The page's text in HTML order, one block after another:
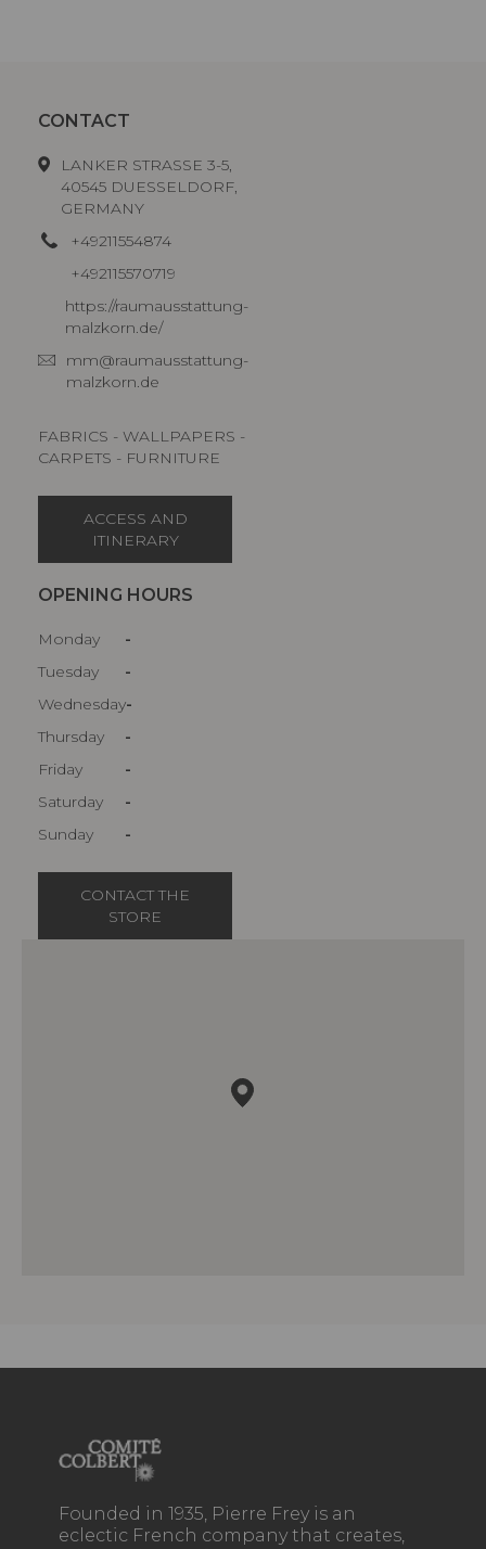
CONTACT
LANKER STRASSE 3-5,
40545 DUESSELDORF,
GERMANY
+49211554874
+492115570719
https://raumausstattung-
malzkorn.de/
mm@raumausstattung-
malzkorn.de
FABRICS - WALLPAPERS -
CARPETS - FURNITURE
ACCESS AND
ITINERARY
OPENING HOURS
Monday
-
Tuesday
-
Wednesday-
Thursday
-
Friday
-
Saturday
-
Sunday
-
CONTACT THE
STORE
Founded in 1935, Pierre Frey is an
eclectic French company that creates,